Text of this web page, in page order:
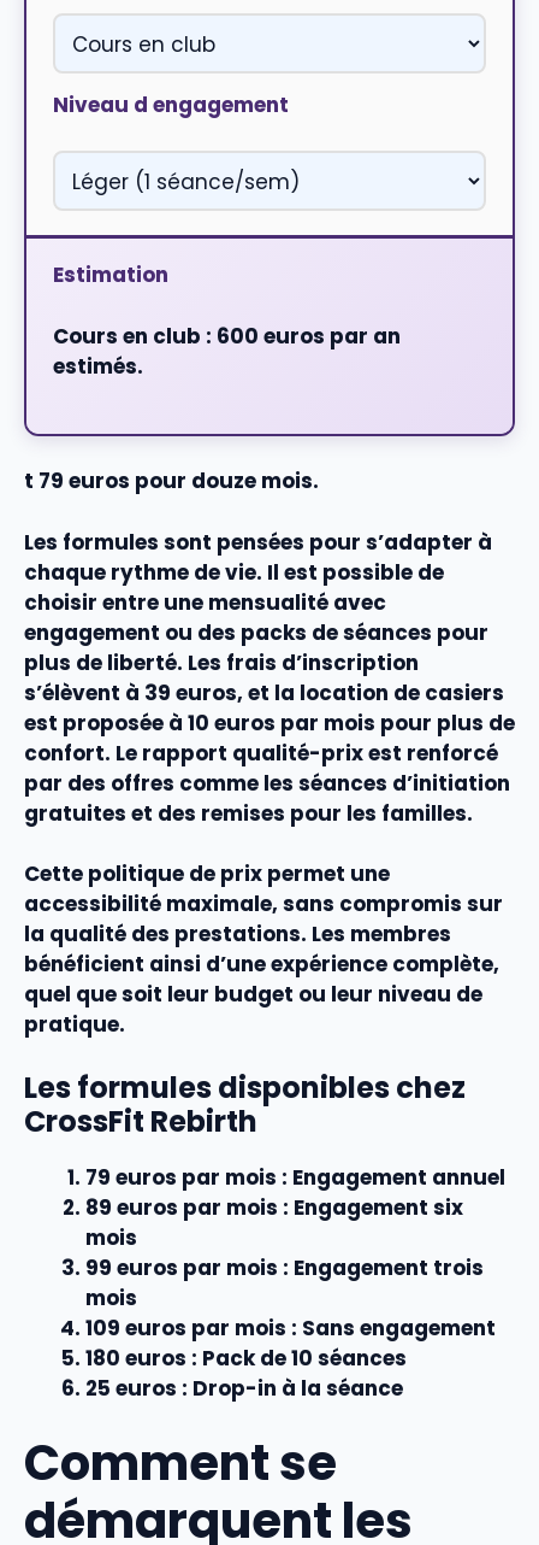
Niveau d engagement
Estimation
Cours en club : 600 euros par an
estimés.
t 79 euros pour douze mois.
Les formules sont pensées pour s’adapter à
chaque rythme de vie. Il est possible de
choisir entre une mensualité avec
engagement ou des packs deséances pour
plus de liberté. Les frais d’inscription
s’élèvent à 39 euros, et la location de casiers
est proposée à 10 euros par mois pour plus de
confort. Le rapport qualité-prixest renforcé
par des offres comme les séances d’initiation
gratuites et des remises pour les familles.
Cette politique de prix permet une
accessibilité maximale, sans compromis sur
la qualité des prestations. Les membres
bénéficient ainsi d’une expérience complète,
quel que soit leur budget ou leur niveau de
pratique.
Les formules disponibles chez
CrossFit Rebirth
79 euros par mois : Engagement annuel
89 euros par mois : Engagement six
mois
99 euros par mois : Engagement trois
mois
109 euros par mois : Sans engagement
180 euros : Pack de 10 séances
25 euros : Drop-in à la séance
Comment se
démarquent les